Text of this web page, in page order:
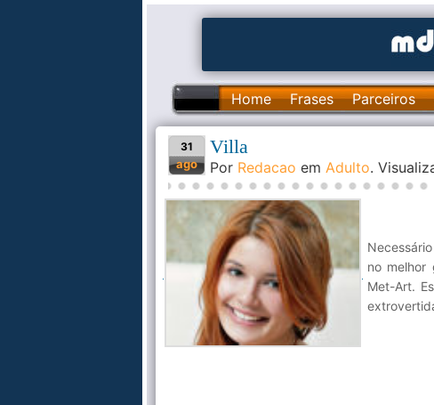
Home Frases Parceiros
31
ago
Villa
Por Redacao em Adulto.
no
Met-Art.